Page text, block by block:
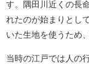
す。隅田川近くの長
れたのが始まりとし
いた生地を使うため
当時の江戸では人の